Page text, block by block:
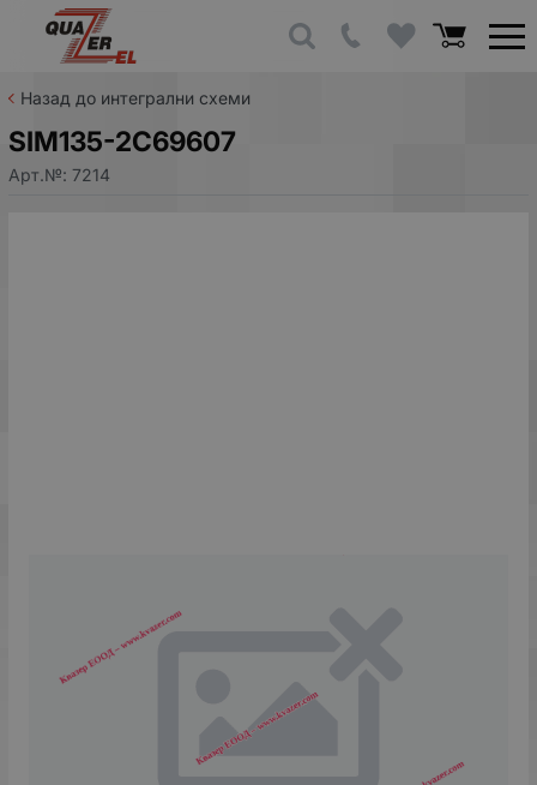
Назад до интегрални схеми
SIM135-2C69607
Арт.№: 7214